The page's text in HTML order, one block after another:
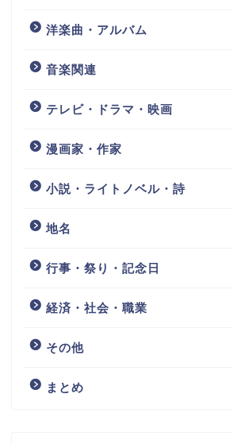
洋楽曲・アルバム
音楽関連
テレビ・ドラマ・映画
漫画家・作家
小説・ライトノベル・詩
地名
行事・祭り・記念日
経済・社会・職業
その他
まとめ